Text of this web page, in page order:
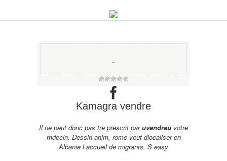
−
Kamagra vendre
Il ne peut donc pas tre prescrit paruvendreu votre
mdecin. Dessin anim, rome veut dlocaliser en
Albanie l accueil de migrants. S easy